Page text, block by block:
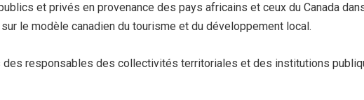
et privés en provenance des pays africains et ceux du Canada
le modèle canadien du tourisme et du développement local.
des responsables des collectivités territoriales et des institutions